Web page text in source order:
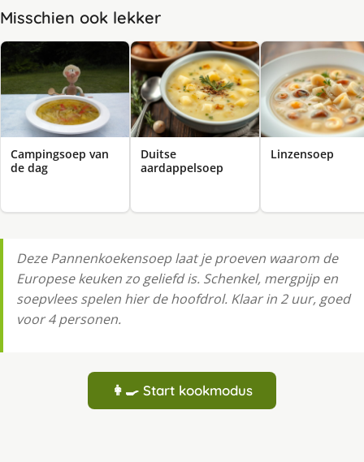
Misschien ook lekker
Campingsoep van
de dag
Duitse
aardappelsoep
Linzensoep
Deze Pannenkoekensoep laat je proeven waarom de
Europese keuken zo geliefd is. Schenkel, mergpijp en
soepvlees spelen hier de hoofdrol. Klaar in 2 uur, goed
voor 4 personen.
👩‍🍳 Start kookmodus